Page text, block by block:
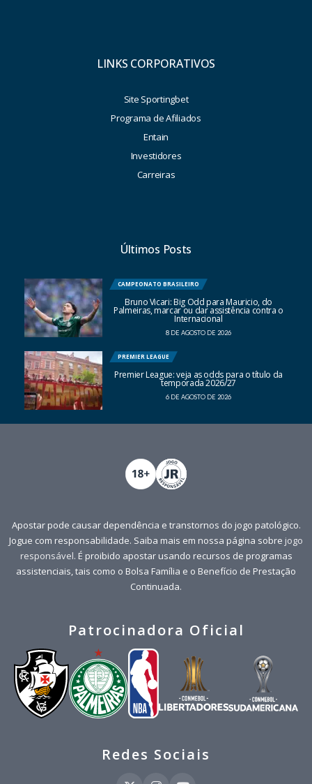
LINKS CORPORATIVOS
Site Sportingbet
Programa de Afiliados
Entain
Investidores
Carreiras
Últimos Posts
CAMPEONATO BRASILEIRO
Bruno Vicari: Big Odd para Mauricio, do
Palmeiras, marcar ou dar assistência contra o
Internacional
8 DE AGOSTO DE 2026
PREMIER LEAGUE
Premier League: veja as odds para o título da
temporada 2026/27
6 DE AGOSTO DE 2026
Apostar pode causar dependência e transtornos do jogo patológico.
Jogue com responsabilidade. Saiba mais em nossa página sobre jogo
responsável. É proibido apostar usando recursos de programas
assistenciais, tais como o Bolsa Família e o Benefício de Prestação
Continuada.
Patrocinadora Oficial
Redes Sociais